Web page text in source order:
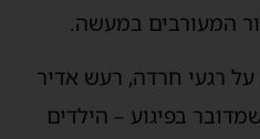
המעורבים במעשה.
רגעי חרדה, רעש אדיר
בפיגוע – הילדים